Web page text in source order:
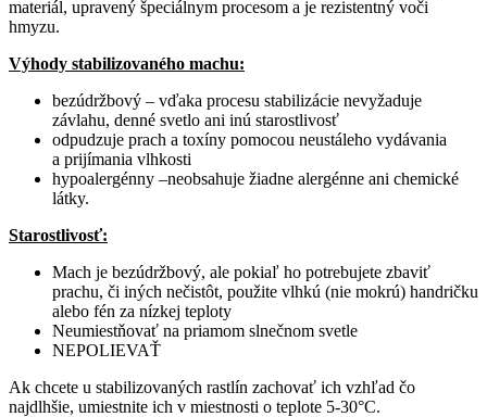
materiál, upravený špeciálnym procesom a je rezistentný voči
hmyzu.
Výhody stabilizovaného machu:
bezúdržbový – vďaka procesu stabilizácie nevyžaduje
závlahu, denné svetlo ani inú starostlivosť
odpudzuje prach a toxíny pomocou neustáleho vydávania
a prijímania vlhkosti
hypoalergénny –neobsahuje žiadne alergénne ani chemické
látky.
Starostlivosť:
Mach je bezúdržbový, ale pokiaľ ho potrebujete zbaviť
prachu, či iných nečistôt, použite vlhkú (nie mokrú) handričku
alebo fén za nízkej teploty
Neumiestňovať na priamom slnečnom svetle
NEPOLIEVAŤ
Ak chcete u stabilizovaných rastlín zachovať ich vzhľad čo
najdlhšie, umiestnite ich v miestnosti o teplote 5-30°C.